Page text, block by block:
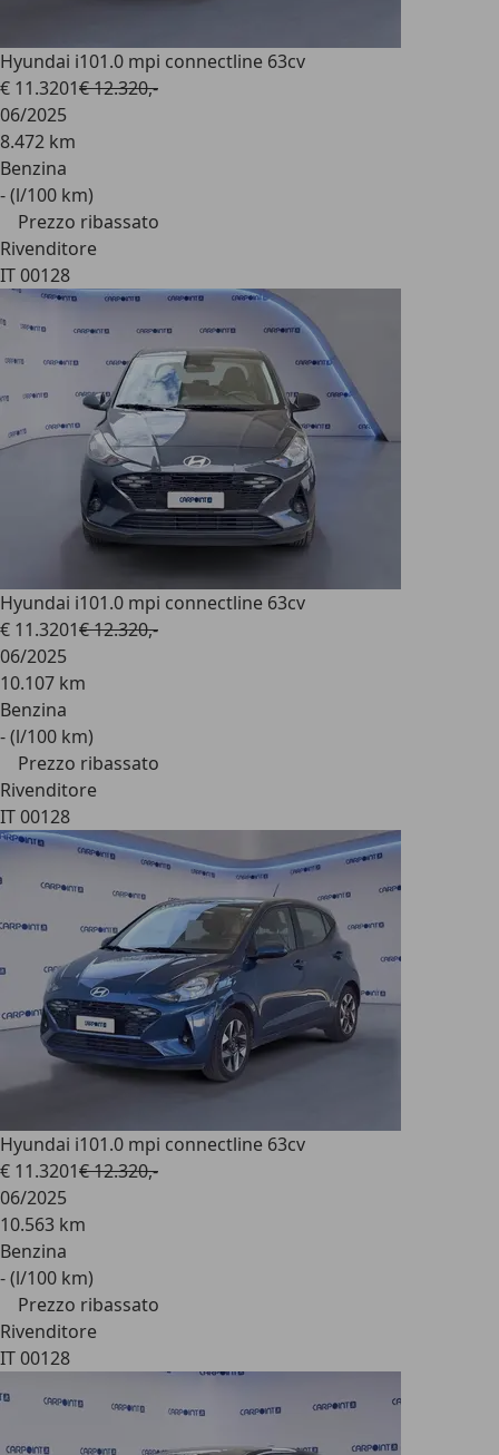
Hyundai i101.0 mpi connectline 63cv
€ 11.3201€ 12.320,-
06/2025
8.472 km
Benzina
- (l/100 km)
Prezzo ribassato
Rivenditore
IT 00128
Hyundai i101.0 mpi connectline 63cv
€ 11.3201€ 12.320,-
06/2025
10.107 km
Benzina
- (l/100 km)
Prezzo ribassato
Rivenditore
IT 00128
Hyundai i101.0 mpi connectline 63cv
€ 11.3201€ 12.320,-
06/2025
10.563 km
Benzina
- (l/100 km)
Prezzo ribassato
Rivenditore
IT 00128